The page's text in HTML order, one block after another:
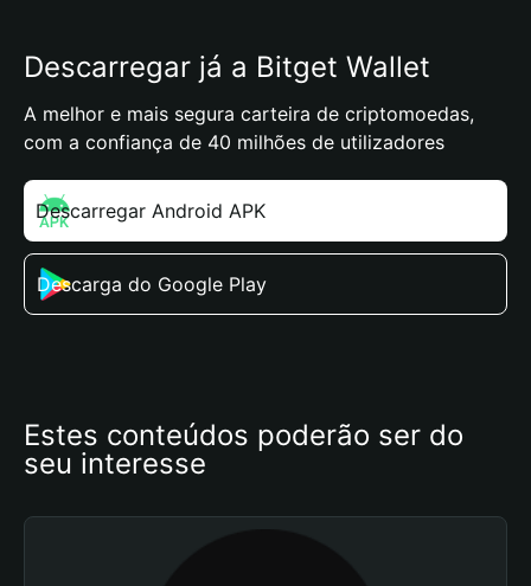
Descarregar já a Bitget Wallet
A melhor e mais segura carteira de criptomoedas,
com a confiança de 40 milhões de utilizadores
Descarregar Android APK
Descarga do Google Play
Estes conteúdos poderão ser do
seu interesse